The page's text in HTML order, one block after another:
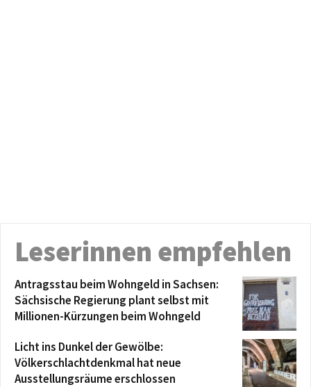
Leserinnen empfehlen
Antragsstau beim Wohngeld in Sachsen:
Sächsische Regierung plant selbst mit
Millionen-Kürzungen beim Wohngeld
Licht ins Dunkel der Gewölbe:
Völkerschlachtdenkmal hat neue
Ausstellungsräume erschlossen